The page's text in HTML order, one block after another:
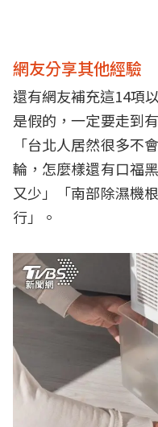
網友分享其他經驗
還有網友補充這14項
是假的，一定要走到
「台北人居然很多不
輪，怎麼樣還有口福
又少」「南部除濕機
行」。